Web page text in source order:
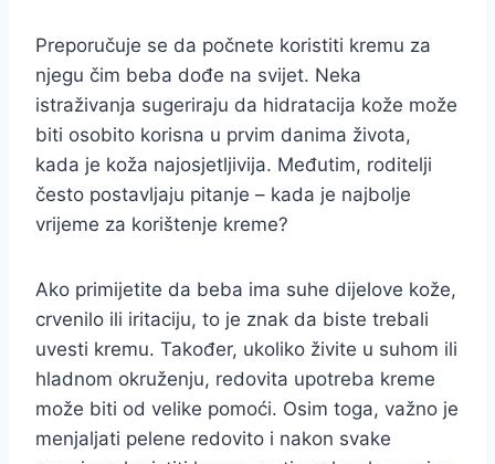
Preporučuje se da počnete koristiti kremu za
njegu čim beba dođe na svijet. Neka
istraživanja sugeriraju da hidratacija kože može
biti osobito korisna u prvim danima života,
kada je koža najosjetljivija. Međutim, roditelji
često postavljaju pitanje – kada je najbolje
vrijeme za korištenje kreme?
Ako primijetite da beba ima suhe dijelove kože,
crvenilo ili iritaciju, to je znak da biste trebali
uvesti kremu. Također, ukoliko živite u suhom ili
hladnom okruženju, redovita upotreba kreme
može biti od velike pomoći. Osim toga, važno je
menjaljati pelene redovito i nakon svake